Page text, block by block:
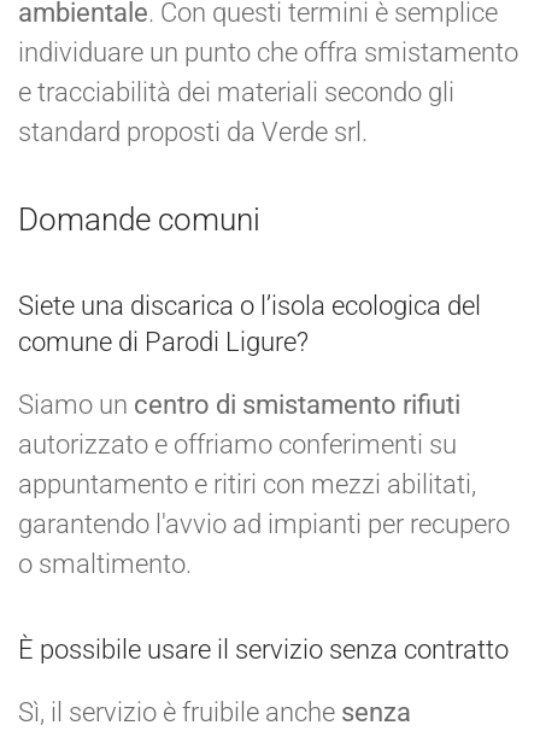
ambientale. Con questi termini è semplice
individuare un punto che offra smistamento
e tracciabilità dei materiali secondo gli
standard proposti da Verde srl.
Domande comuni
Siete una discarica o l’isola ecologica del
comune di Parodi Ligure?
Siamo un centro di smistamento rifiuti
autorizzato e offriamo conferimenti su
appuntamento e ritiri con mezzi abilitati,
garantendo l'avvio ad impianti per recupero
o smaltimento.
È possibile usare il servizio senza contratto
Sì, il servizio è fruibile anche senza